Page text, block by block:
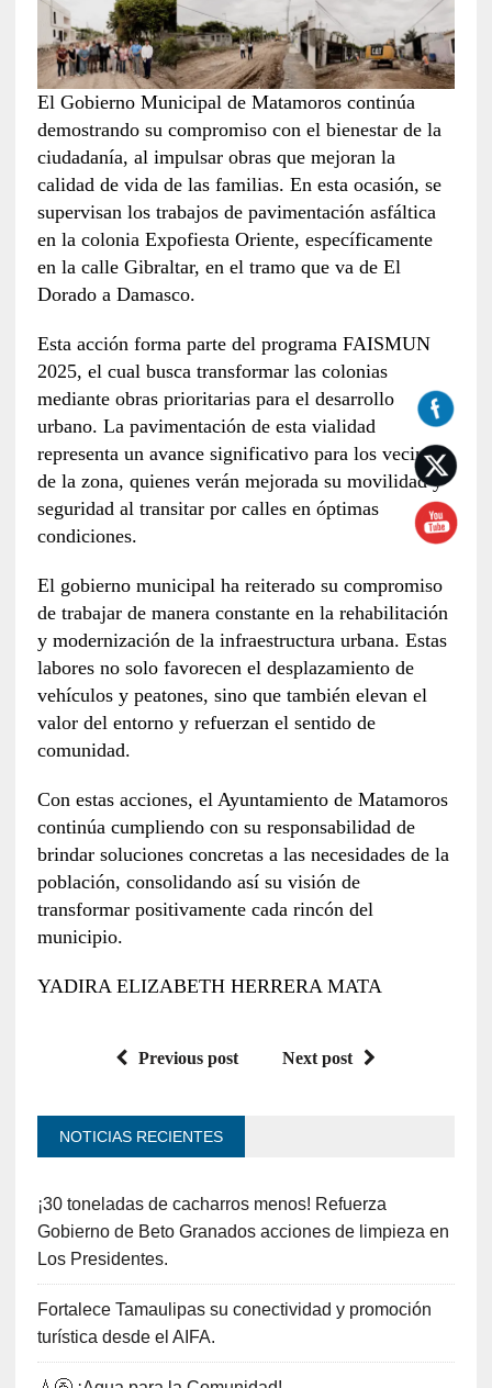
El Gobierno Municipal de Matamoros continúa
demostrando su compromiso con el bienestar de la
ciudadanía, al impulsar obras que mejoran la
calidad de vida de las familias. En esta ocasión, se
supervisan los trabajos de pavimentación asfáltica
en la colonia Expofiesta Oriente, específicamente
en la calle Gibraltar, en el tramo que va de El
Dorado a Damasco.
Esta acción forma parte del programa FAISMUN
2025, el cual busca transformar las colonias
mediante obras prioritarias para el desarrollo
urbano. La pavimentación de esta vialidad
representa un avance significativo para los vecinos
de la zona, quienes verán mejorada su movilidad y
seguridad al transitar por calles en óptimas
condiciones.
El gobierno municipal ha reiterado su compromiso
de trabajar de manera constante en la rehabilitación
y modernización de la infraestructura urbana. Estas
labores no solo favorecen el desplazamiento de
vehículos y peatones, sino que también elevan el
valor del entorno y refuerzan el sentido de
comunidad.
Con estas acciones, el Ayuntamiento de Matamoros
continúa cumpliendo con su responsabilidad de
brindar soluciones concretas a las necesidades de la
población, consolidando así su visión de
transformar positivamente cada rincón del
municipio.
YADIRA ELIZABETH HERRERA MATA
Previous post Next post
NOTICIAS RECIENTES
¡30 toneladas de cacharros menos! Refuerza
Gobierno de Beto Granados acciones de limpieza en
Los Presidentes.
Fortalece Tamaulipas su conectividad y promoción
turística desde el AIFA.